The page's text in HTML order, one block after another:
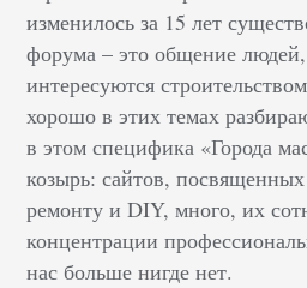
изменилось за 15 лет
форума – это общение
интересуются
хорошо в этих темах
в этом специфика «Города
козырь: сайтов, посвященных
ремонту и DIY, много, их
концентрации
нас больше нигде нет.